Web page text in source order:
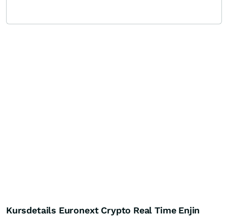
Kursdetails Euronext Crypto Real Time Enjin